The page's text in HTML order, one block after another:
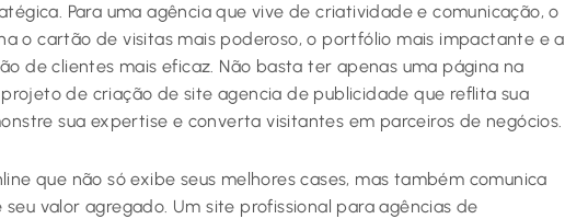
Para uma agência que vive de criatividade e comunicação, o
o cartão de visitas mais poderoso, o portfólio mais impactante e a
de clientes mais eficaz. Não basta ter apenas uma página na
de criação de site agencia de publicidade que reflita sua
sua expertise e converta visitantes em parceiros de negócios.
que não só exibe seus melhores cases, mas também comunica
seu valor agregado. Um site profissional para agências de